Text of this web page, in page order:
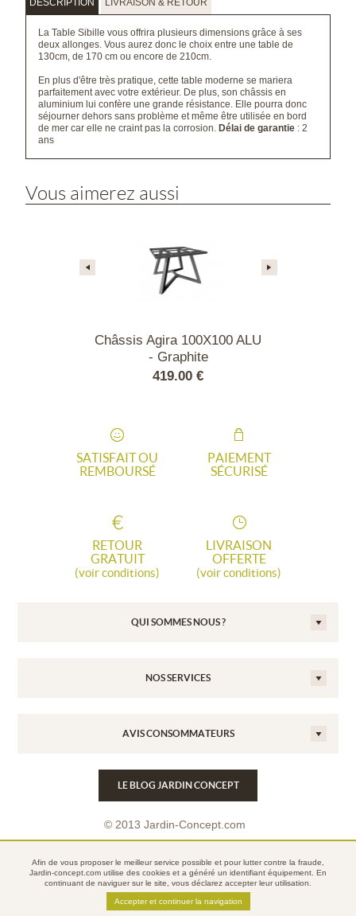
DESCRIPTION LIVRAISON & RETOUR
La Table Sibille vous offrira plusieurs dimensions grâce à ses
deux allonges. Vous aurez donc le choix entre une table de
130cm, de 170 cm ou encore de 210cm.
En plus d'être très pratique, cette table moderne se mariera
parfaitement avec votre extérieur. De plus, son châssis en
aluminium lui confère une grande résistance. Elle pourra donc
séjourner dehors sans problème et même être utilisée en bord
de mer car elle ne craint pas la corrosion. Délai de garantie : 2
ans
Vous aimerez aussi
Châssis Agira 100X100 ALU
- Graphite
419.00 €
SATISFAIT OU
REMBOURSÉ
PAIEMENT
SÉCURISÉ
RETOUR
GRATUIT
(voir conditions)
LIVRAISON
OFFERTE
(voir conditions)
QUI SOMMES NOUS ?
NOS SERVICES
AVIS CONSOMMATEURS
LE BLOG JARDIN CONCEPT
© 2013 Jardin-Concept.com
Mentions légales
Politique de confidentialité
Afin de vous proposer le meilleur service possible et pour lutter contre la fraude,
Jardin-concept.com utilise des cookies et a généré un identifiant équipement. En
continuant de naviguer sur le site, vous déclarez accepter leur utilisation.
Accepter et continuer la navigation